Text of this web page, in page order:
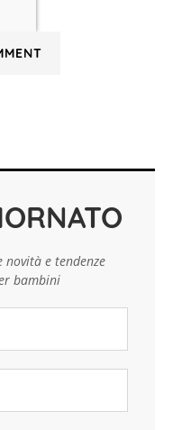
novità e tendenze
bambini